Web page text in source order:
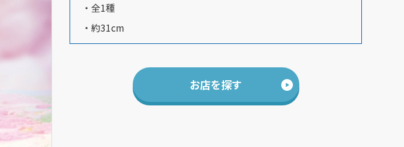
・全1種
・約31cm
お店を探す